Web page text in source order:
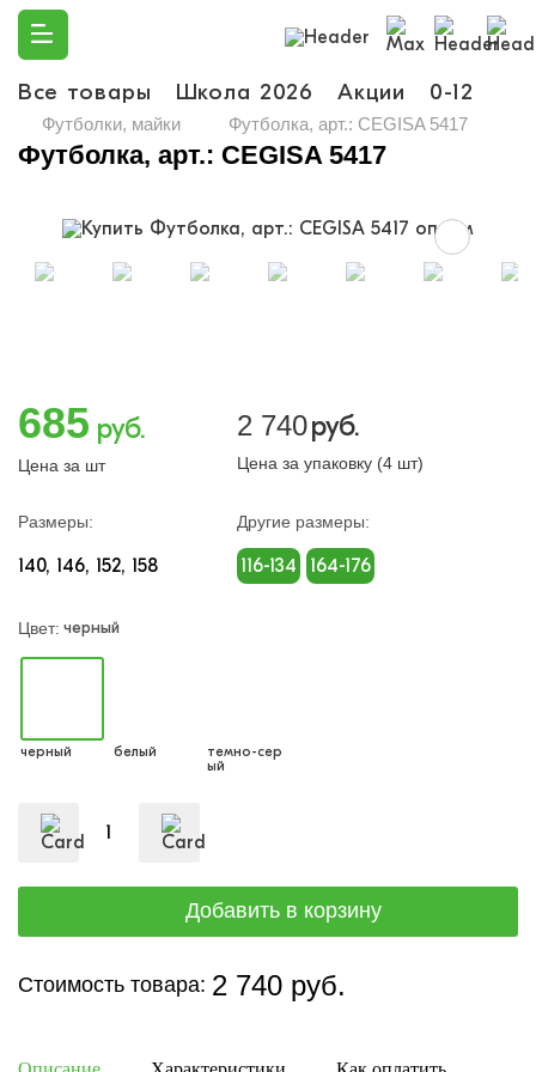
Все товары Школа 2026 Акции 0-12
Футболки, майки Футболка, арт.: CEGISA 5417
Футболка, арт.: CEGISA 5417
685 руб.
Цена за шт
2 740руб.
Цена за упаковку (4 шт)
Размеры:
140 146 152 158
Другие размеры:
116-134 164-176
Цвет: черный
черный белый
темно-сер
ый
Стоимость товара: 2 740 руб.